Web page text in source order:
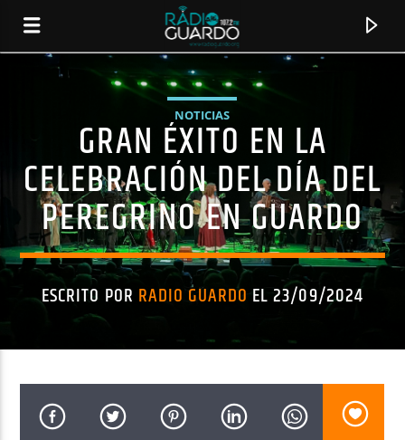
ARTISTA
NOTICIAS
GRAN ÉXITO EN LA
CELEBRACIÓN DEL DÍA DEL
PEREGRINO EN GUARDO
ESCRITO POR RADIO GUARDO EL 23/09/2024